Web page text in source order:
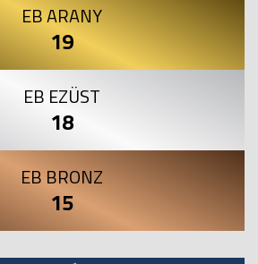
EB ARANY
19
EB EZÜST
18
EB BRONZ
15